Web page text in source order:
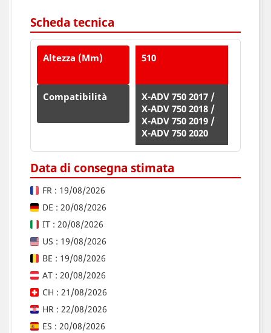
Scheda tecnica
Altezza (mm) 510
Compatibilità
X-ADV 750 2017 /
X-ADV 750 2018 /
X-ADV 750 2019 /
X-ADV 750 2020
Data di consegna stimata
FR : 19/08/2026
DE : 20/08/2026
IT : 20/08/2026
US : 19/08/2026
BE : 19/08/2026
AT : 20/08/2026
CH : 21/08/2026
HR : 22/08/2026
ES : 20/08/2026